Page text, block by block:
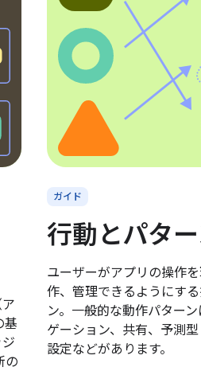
基
の
ガイド
行動とパタ
ユーザーがアプリの操作
作、管理できるようにす
ン。一般的な動作パター
ゲーション、共有、予測型
設定などがあります。